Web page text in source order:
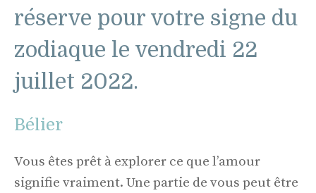
réserve pour votre signe du
zodiaque le vendredi 22
juillet 2022.
Bélier
Vous êtes prêt à explorer ce que l’amour
signifie vraiment. Une partie de vous peut être